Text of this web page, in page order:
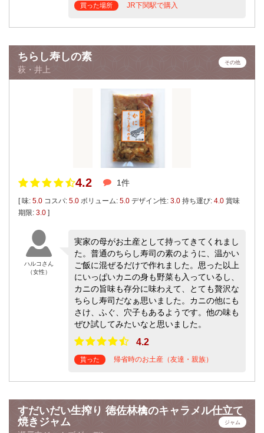
買った場所 JR下関駅で購入
ちらし寿しの素
萩・井上
その他
4.2 1件
[ 味: 5.0 コスパ: 5.0 ボリューム: 5.0 デザイン性: 3.0 持ち運び: 4.0 賞味
期限: 3.0 ]
ハルコさん
（女性）
実家の母がお土産として持ってきてくれまし
た。普通のちらし寿司の素のように、温かい
ご飯に混ぜるだけで作れました。思った以上
にいっぱいカニの身も野菜も入っているし、
カニの旨味も存分に味わえて、とても贅沢な
ちらし寿司だなぁ思いました。カニの他にも
さけ、ふぐ、穴子もあるようです。他の味も
ぜひ試してみたいなと思いました。
4.2
貰った 帰省時のお土産（友達・親族）
すだいだい生搾り 徳佐林檎のキャラメル仕立て
焼きジャム
ジャム